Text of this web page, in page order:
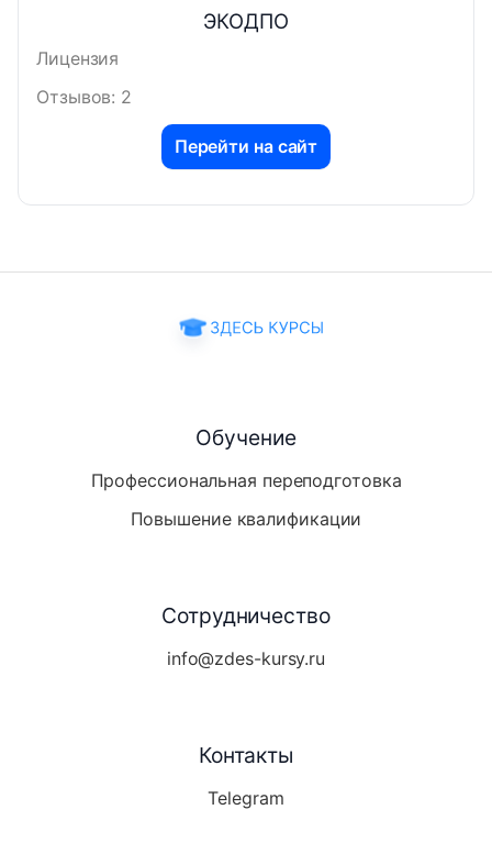
ЭКОДПО
Лицензия
Отзывов: 2
Перейти на сайт
Обучение
Профессиональная переподготовка
Повышение квалификации
Сотрудничество
info@zdes-kursy.ru
Контакты
Telegram